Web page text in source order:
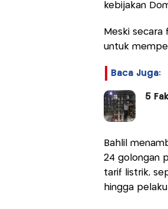
kebijakan
Meski
untuk
Baca Juga:
5
Bahlil
24 golongan
tarif listrik,
hingga